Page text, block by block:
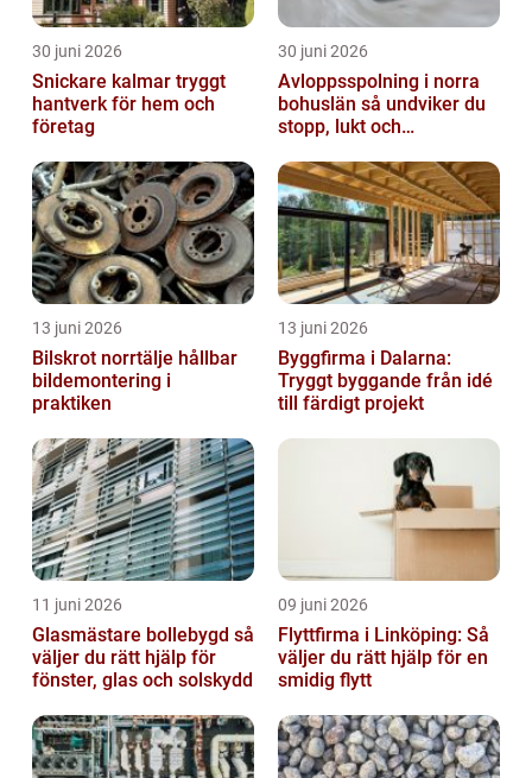
30 juni 2026
Snickare kalmar tryggt
hantverk för hem och
företag
30 juni 2026
Avloppsspolning i norra
bohuslän så undviker du
stopp, lukt och
13 juni 2026
Bilskrot norrtälje hållbar
bildemontering i
praktiken
13 juni 2026
Byggfirma i Dalarna:
Tryggt byggande från idé
till färdigt projekt
11 juni 2026
Glasmästare bollebygd så
väljer du rätt hjälp för
fönster, glas och solskydd
09 juni 2026
Flyttfirma i Linköping: Så
väljer du rätt hjälp för en
smidig flytt